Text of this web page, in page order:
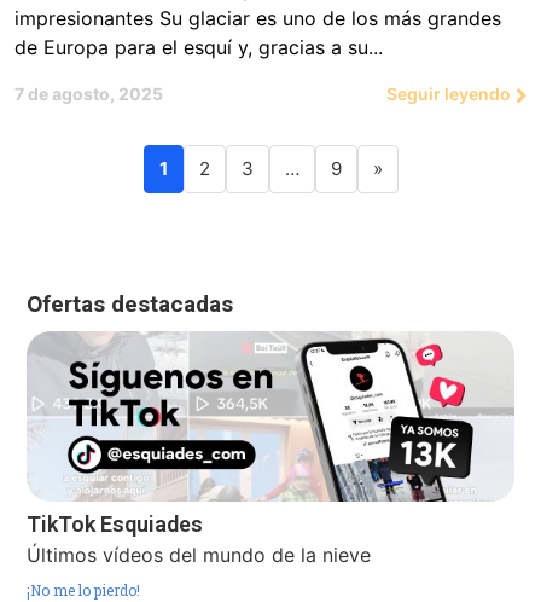
impresionantes Su glaciar es uno de los más grandes
de Europa para el esquí y, gracias a su...
7 de agosto, 2025 Seguir leyendo
1 2 3 … 9 »
Ofertas destacadas
TikTok Esquiades
Últimos vídeos del mundo de la nieve
¡No me lo pierdo!